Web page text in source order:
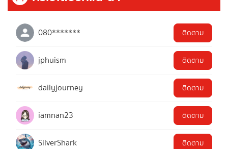
080******* ติดตาม
jphuism ติดตาม
dailyjourney ติดตาม
iamnan23 ติดตาม
SilverShark ติดตาม